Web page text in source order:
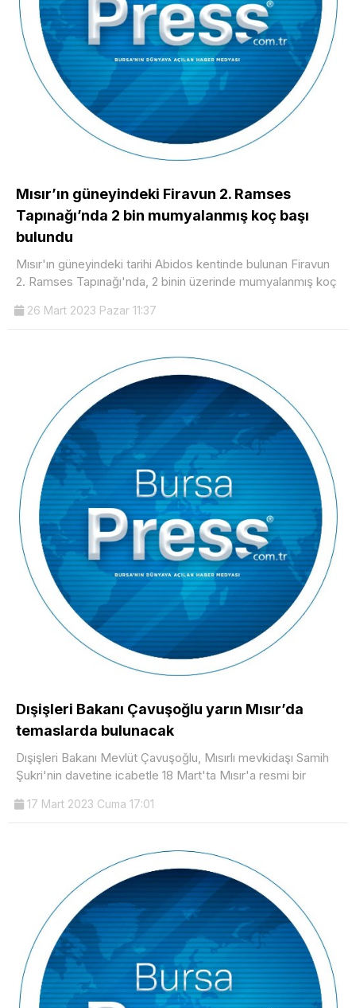
Mısır’ın güneyindeki Firavun 2. Ramses
Tapınağı’nda 2 bin mumyalanmış koç başı
bulundu
Mısır'ın güneyindeki tarihi Abidos kentinde bulunan Firavun
2. Ramses Tapınağı'nda, 2 binin üzerinde mumyalanmış koç
26 Mart 2023 Pazar 11:37
Dışişleri Bakanı Çavuşoğlu yarın Mısır’da
temaslarda bulunacak
Dışişleri Bakanı Mevlüt Çavuşoğlu, Mısırlı mevkidaşı Samih
Şukri'nin davetine icabetle 18 Mart'ta Mısır'a resmi bir
17 Mart 2023 Cuma 17:01